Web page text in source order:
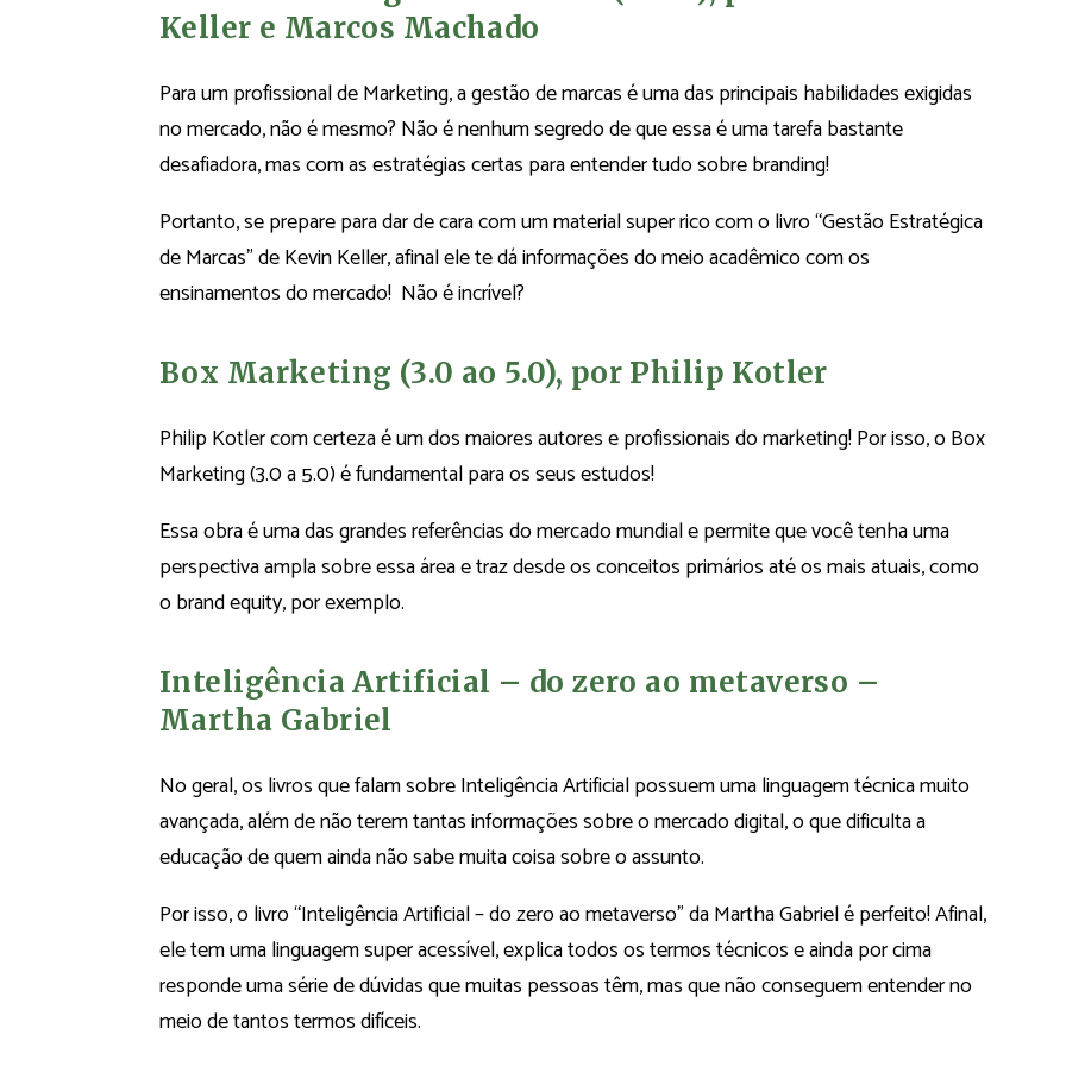
Keller e Marcos Machado
Para um profissional de Marketing, a gestão de marcas é uma das principais habilidades exigidas
no mercado, não é mesmo? Não é nenhum segredo de que essa é uma tarefa bastante
desafiadora, mas com as estratégias certas para entender tudo sobre branding!
Portanto, se prepare para dar de cara com um material super rico com o livro “Gestão Estratégica
de Marcas” de Kevin Keller, afinal ele te dá informações do meio acadêmico com os
ensinamentos do mercado! Não é incrível?
Box Marketing (3.0 ao 5.0), por Philip Kotler
Philip Kotler com certeza é um dos maiores autores e profissionais do marketing! Por isso, o Box
Marketing (3.0 a 5.0) é fundamental para os seus estudos!
Essa obra é uma das grandes referências do mercado mundial e permite que você tenha uma
perspectiva ampla sobre essa área e traz desde os conceitos primários até os mais atuais, como
o brand equity, por exemplo.
Inteligência Artificial – do zero ao metaverso –
Martha Gabriel
No geral, os livros que falam sobre Inteligência Artificial possuem uma linguagem técnica muito
avançada, além de não terem tantas informações sobre o mercado digital, o que dificulta a
educação de quem ainda não sabe muita coisa sobre o assunto.
Por isso, o livro “Inteligência Artificial – do zero ao metaverso” da Martha Gabriel é perfeito! Afinal,
ele tem uma linguagem super acessível, explica todos os termos técnicos e ainda por cima
responde uma série de dúvidas que muitas pessoas têm, mas que não conseguem entender no
meio de tantos termos difíceis.